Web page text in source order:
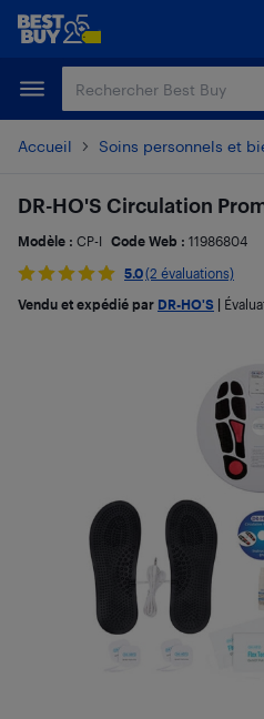
Passer
principal
Passer
Accueil Soins personnels et
DR-HO'S Circulation
Modèle : CP-I Code Web : 11986804
5.0(2 évaluations)
Vendu et expédié par DR-HO'S